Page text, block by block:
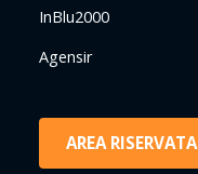
InBlu2000
Agensir
AREA RISERVATA